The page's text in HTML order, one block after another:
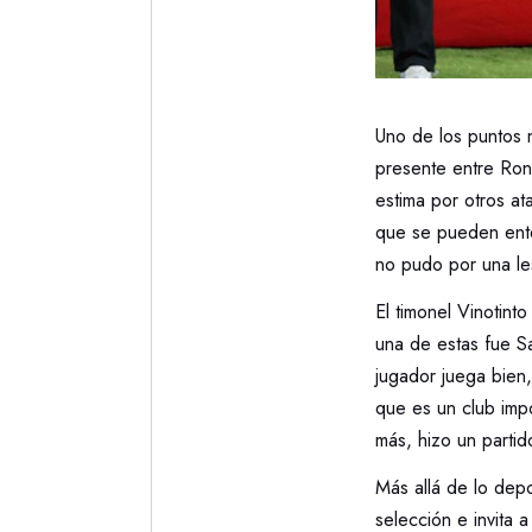
Uno de los puntos
presente entre
estima por otros
que se pueden
no pudo por una
El timonel
una de estas fue
jugador juega
que es un club
más, hizo un
Más allá de lo
selección e invita